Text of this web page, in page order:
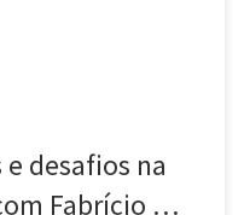
e desafios na
Fabrício …